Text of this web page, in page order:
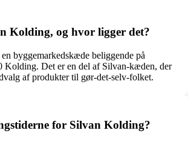
Kolding, og hvor ligger det?
byggemarkedskæde beliggende på
Kolding. Det er en del af Silvan-kæden, der
af produkter til gør-det-selv-folket.
for Silvan Kolding?